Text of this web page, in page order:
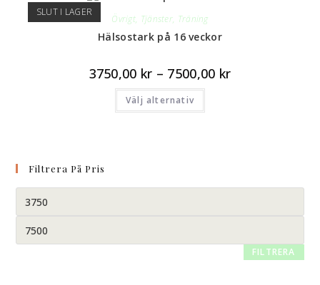
SLUT I LAGER
Övrigt, Tjänster, Träning
Hälsostark på 16 veckor
3750,00 kr – 7500,00 kr
Välj alternativ
Filtrera På Pris
FILTRERA